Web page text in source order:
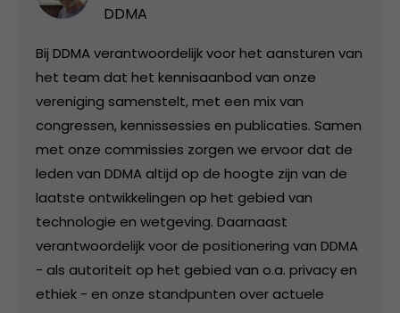
DDMA
Bij DDMA verantwoordelijk voor het aansturen van
het team dat het kennisaanbod van onze
vereniging samenstelt, met een mix van
congressen, kennissessies en publicaties. Samen
met onze commissies zorgen we ervoor dat de
leden van DDMA altijd op de hoogte zijn van de
laatste ontwikkelingen op het gebied van
technologie en wetgeving. Daarnaast
verantwoordelijk voor de positionering van DDMA
- als autoriteit op het gebied van o.a. privacy en
ethiek - en onze standpunten over actuele